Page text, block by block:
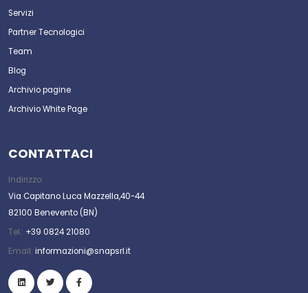
Servizi
Partner Tecnologici
Team
Blog
Archivio pagine
Archivio White Page
CONTATTACI
Indirizzo:
Via Capitano Luca Mazzella,40-44
82100 Benevento (BN)
Tel.: +39 0824 21080
Email: informazioni@snapsrl.it